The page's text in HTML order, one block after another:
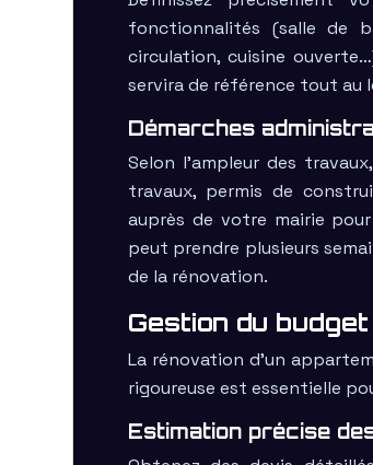
fonctionnalités (salle de
circulation, cuisine
servira de référence tout au
Démarches
Selon l’ampleur des
travaux, permis de
auprès de votre mairie
peut prendre plusieurs
de la rénovation.
Gestion du
La rénovation d’un
rigoureuse est essentielle
Estimation précise